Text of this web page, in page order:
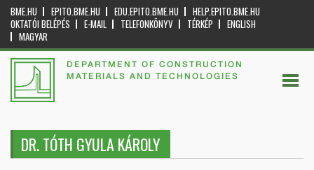
BME.HU EPITO.BME.HU EDU.EPITO.BME.HU
HELP.EPITO.BME.HU
OKTATÓI BELÉPÉS
E-MAIL TELEFONKÖNYV TÉRKÉP
ENGLISH
MAGYAR
DEPARTMENT OF CONSTRUCTION
MATERIALS AND TECHNOLOGIES
DR. TÓTH GYULA KÁROLY